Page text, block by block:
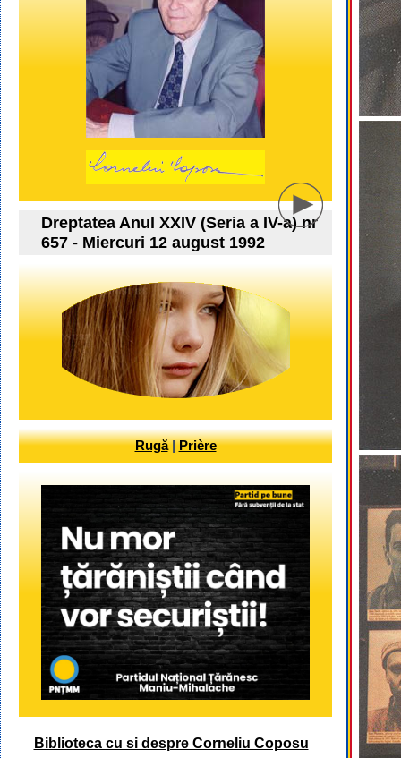
Dreptatea Anul XXIV (Seria a IV-a) nr
657 - Miercuri 12 august 1992
Rugă|Prière
Biblioteca cu si despre Corneliu Coposu